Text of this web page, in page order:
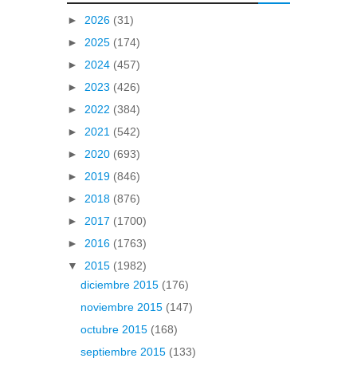
► 2026 (31)
► 2025 (174)
► 2024 (457)
► 2023 (426)
► 2022 (384)
► 2021 (542)
► 2020 (693)
► 2019 (846)
► 2018 (876)
► 2017 (1700)
► 2016 (1763)
▼ 2015 (1982)
diciembre 2015 (176)
noviembre 2015 (147)
octubre 2015 (168)
septiembre 2015 (133)